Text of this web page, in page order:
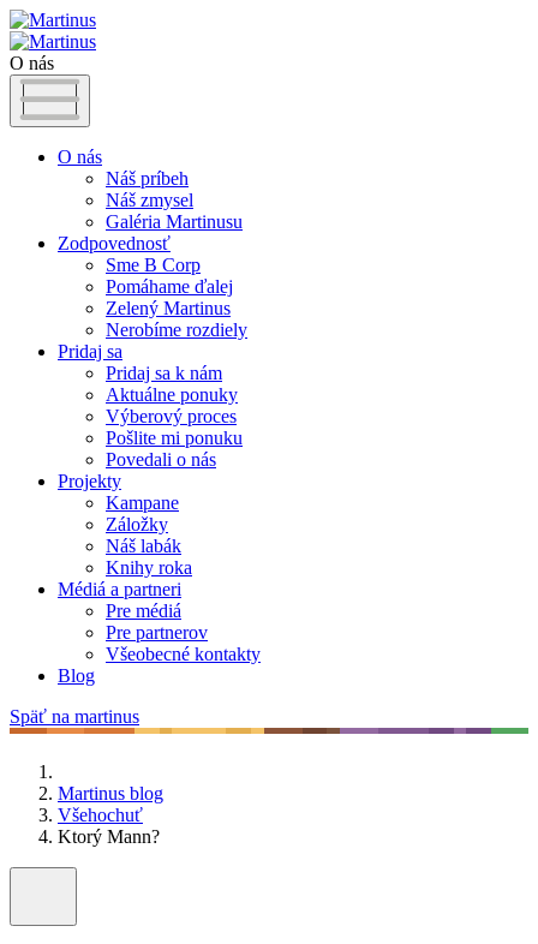
O nás
O nás
Náš príbeh
Náš zmysel
Galéria Martinusu
Zodpovednosť
Sme B Corp
Pomáhame ďalej
Zelený Martinus
Nerobíme rozdiely
Pridaj sa
Pridaj sa k nám
Aktuálne ponuky
Výberový proces
Pošlite mi ponuku
Povedali o nás
Projekty
Kampane
Záložky
Náš labák
Knihy roka
Médiá a partneri
Pre médiá
Pre partnerov
Všeobecné kontakty
Blog
Späť na martinus
Martinus blog
Všehochuť
Ktorý Mann?